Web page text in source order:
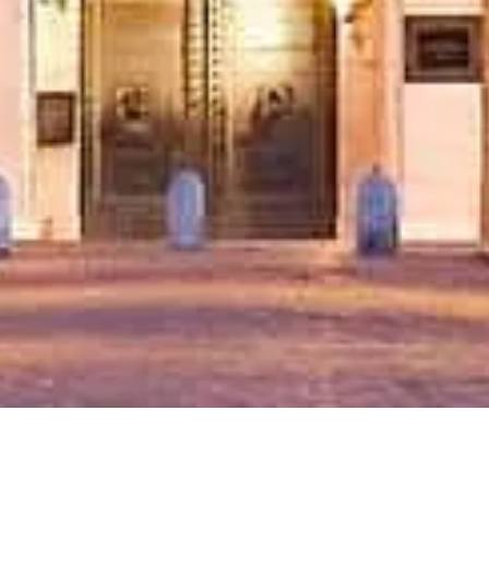
Neler görülmeli
Yasal
Yasal bilgiler
Hakkımızda
Gizlilik politikası
Çerez politikası
Site haritası
Bu site, dünyadaki gezginler ve tarih meraklıları için, onlarla aynı
tutkuyu paylaşan biri tarafından ❤️ ile hazırlandı.
Castel Sant'Angelo için kişisel rehberiniz. Biletler, ziyaret saatleri ve
daha fazlası hakkında her şeyi sorabilirsiniz!